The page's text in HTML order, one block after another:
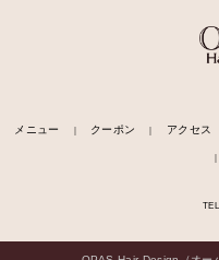
メニュー クーポン アクセス